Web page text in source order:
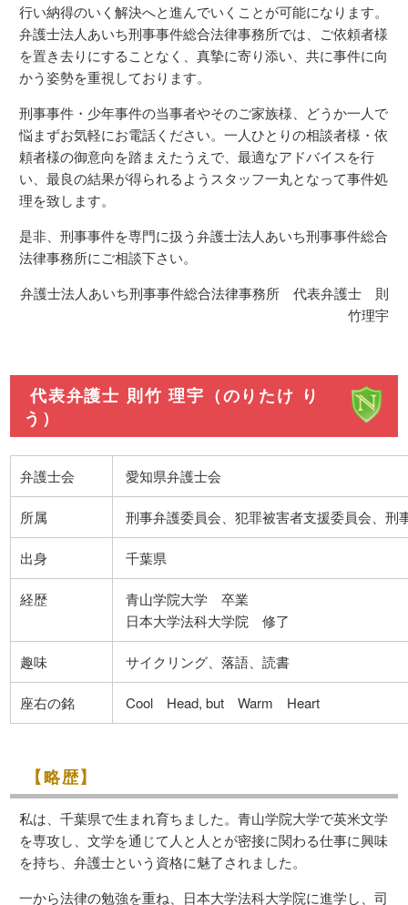
行い納得のいく解決へと進んでいくことが可能になります。
弁護士法人あいち刑事事件総合法律事務所では、ご依頼者様
を置き去りにすることなく、真摯に寄り添い、共に事件に向
かう姿勢を重視しております。
刑事事件・少年事件の当事者やそのご家族様、どうか一人で
悩まずお気軽にお電話ください。一人ひとりの相談者様・依
頼者様の御意向を踏まえたうえで、最適なアドバイスを行
い、最良の結果が得られるようスタッフ一丸となって事件処
理を致します。
是非、刑事事件を専門に扱う弁護士法人あいち刑事事件総合
法律事務所にご相談下さい。
弁護士法人あいち刑事事件総合法律事務所 代表弁護士 則
竹理宇
代表弁護士 則竹 理宇（のりたけ り
う）
弁護士会 愛知県弁護士会
所属 刑事弁護委員会、犯罪被害者支援委員会、刑
出身 千葉県
経歴
青山学院大学 卒業
日本大学法科大学院 修了
趣味 サイクリング、落語、読書
座右の銘 Cool Head, but Warm Heart
【略歴】
私は、千葉県で生まれ育ちました。青山学院大学で英米文学
を専攻し、文学を通じて人と人とが密接に関わる仕事に興味
を持ち、弁護士という資格に魅了されました。
一から法律の勉強を重ね、日本大学法科大学院に進学し、司